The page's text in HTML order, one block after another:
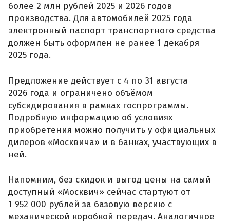
более 2 млн рублей 2025 и 2026 годов
производства. Для автомобилей 2025 года
электронный паспорт транспортного средства
должен быть оформлен не ранее 1 декабря
2025 года.
Предложение действует с 4 по 31 августа
2026 года и ограничено объёмом
субсидирования в рамках госпрограммы.
Подробную информацию об условиях
приобретения можно получить у официальных
дилеров «Москвича» и в банках, участвующих в
ней.
Напомним, без скидок и выгод цены на самый
доступный «Москвич» сейчас стартуют от
1 952 000 рублей за базовую версию с
механической коробкой передач. Аналогичное